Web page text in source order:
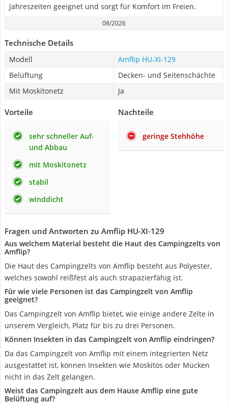
Jahreszeiten geeignet und sorgt für Komfort im Freien.
08/2026
Technische Details
Modell
Amflip HU-XI-129
Belüftung
Decken- und Seitenschächte
Mit Moskitonetz
Ja
Vorteile
sehr schneller Auf-
und Abbau
mit Moskitonetz
stabil
winddicht
Nachteile
geringe Stehhöhe
Fragen und Antworten zu Amflip HU-XI-129
Aus welchem Material besteht die Haut des Campingzelts von
Amflip?
Die Haut des Campingzelts von Amflip besteht aus Polyester,
welches sowohl reißfest als auch strapazierfähig ist.
Für wie viele Personen ist das Campingzelt von Amflip
geeignet?
Das Campingzelt von Amflip bietet, wie einige andere Zelte in
unserem Vergleich, Platz für bis zu drei Personen.
Können Insekten in das Campingzelt von Amflip eindringen?
Da das Campingzelt von Amflip mit einem integrierten Netz
ausgestattet ist, können Insekten wie Moskitos oder Mücken
nicht in das Zelt gelangen.
Weist das Campingzelt aus dem Hause Amflip eine gute
Belüftung auf?